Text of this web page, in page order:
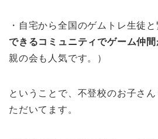
・自宅から全国のゲムトレ生徒と
できるコミュニティでゲーム仲間
親の会も人気です。）
ということで、不登校のお子さ
ただいてます。